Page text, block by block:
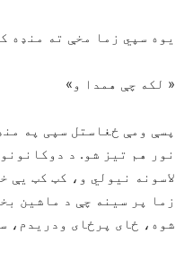
یوه سپي زما مخې ته منډه
« لکه چې همدا و»
پسې ومې ځغاستل سپی په
نور هم تیز شو. د
لاسونه نیولي و، کټ کټ یې
زما پر سینه چې د ماشین
شوه، ځای پرځای ودریدم،